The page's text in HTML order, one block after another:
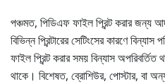
পঞ্চমত, পিডিএফ ফাইল প্রিন্ট করার জন্য
বিভিন্ন প্রিন্টারের সেটিংসের কারণে
ফাইল প্রিন্ট করার সময় বিন্যাস অপরিবর্তিত
থাকে। বিশেষত, ব্রোশিউর, পোস্টার, বা